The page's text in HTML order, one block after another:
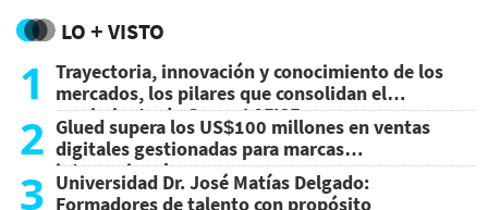
LO + VISTO
1
Trayectoria, innovación y conocimiento de los
mercados, los pilares que consolidan el
crecimiento de Grupo LAFISE
2 Glued supera los US$100 millones en ventas
digitales gestionadas para marcas
internacionales
3 Universidad Dr. José Matías Delgado:
Formadores de talento con propósito